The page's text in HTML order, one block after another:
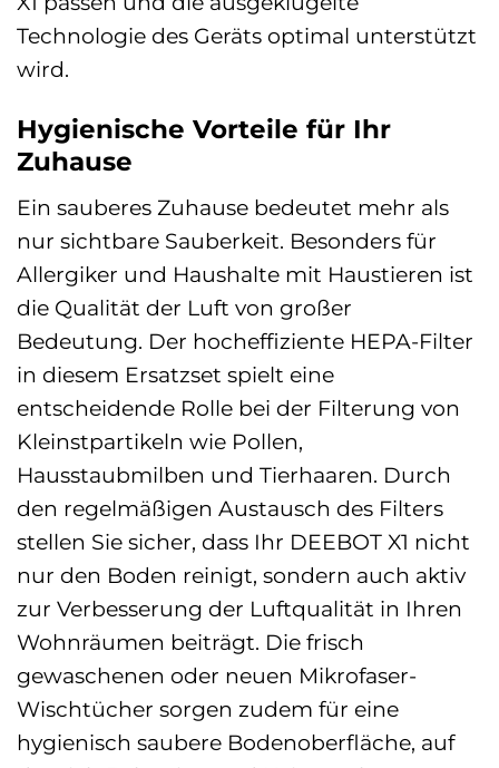
Technologie des Geräts optimal unterstützt
wird.
Hygienische Vorteile für Ihr
Zuhause
Ein sauberes Zuhause bedeutet mehr als
nur sichtbare Sauberkeit. Besonders für
Allergiker und Haushalte mit Haustieren ist
die Qualität der Luft von großer
Bedeutung. Der hocheffiziente HEPA-Filter
in diesem Ersatzset spielt eine
entscheidende Rolle bei der Filterung von
Kleinstpartikeln wie Pollen,
Hausstaubmilben und Tierhaaren. Durch
den regelmäßigen Austausch des Filters
stellen Sie sicher, dass Ihr DEEBOT X1 nicht
nur den Boden reinigt, sondern auch aktiv
zur Verbesserung der Luftqualität in Ihren
Wohnräumen beiträgt. Die frisch
gewaschenen oder neuen Mikrofaser-
Wischtücher sorgen zudem für eine
hygienisch saubere Bodenoberfläche, auf